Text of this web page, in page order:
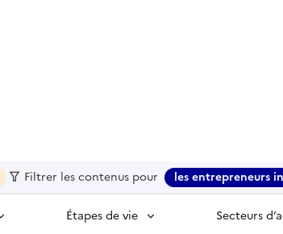
Filtrer les contenus pour les entrepreneurs
Étapes de vie Secteurs